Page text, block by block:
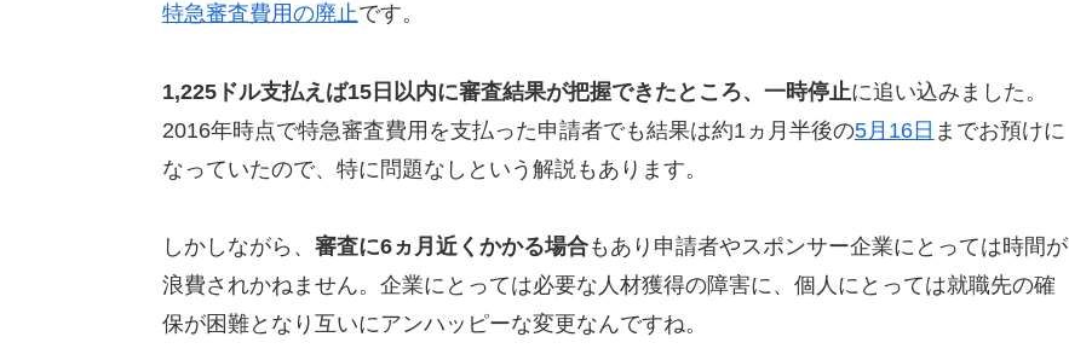
特急審査費用の廃止です。
1,225ドル支払えば15日以内に審査結果が把握できたところ、一時停止に追い込みました。
2016年時点で特急審査費用を支払った申請者でも結果は約1ヵ月半後の5月16日 までお預けに
なっていたので、特に問題なしという解説もあります。
しかしながら、 審査に6ヵ月近くかかる場合もあり申請者やスポンサー企業にとっては時間が
浪費されかねません。企業にとっては必要な人材獲得の障害に、個人にとっては就職先の確
保が困難となり互いにアンハッピーな変更なんですね。